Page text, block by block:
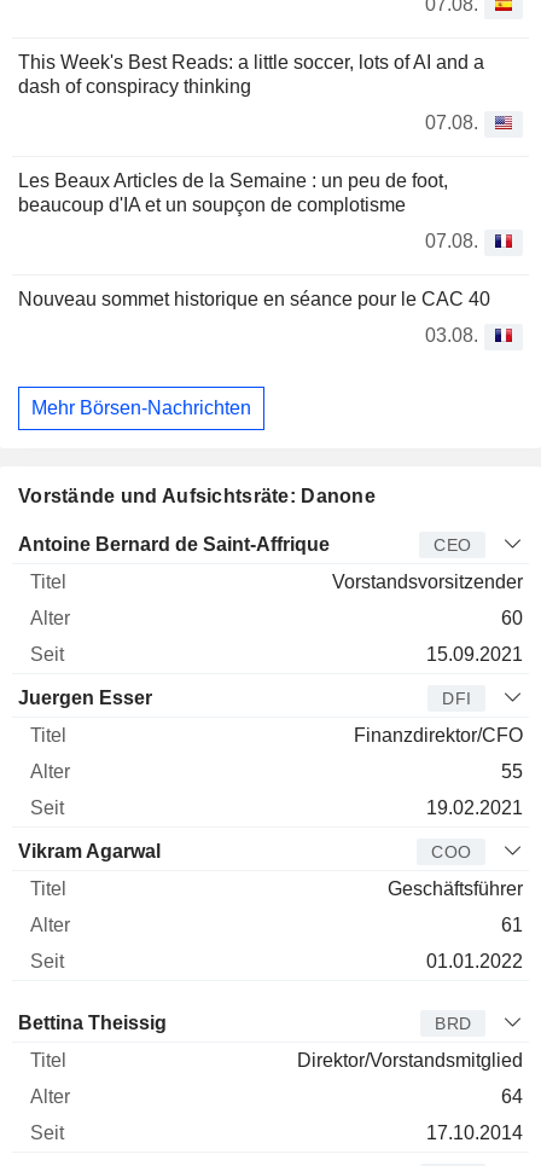
07.08.
This Week's Best Reads: a little soccer, lots of AI and a
dash of conspiracy thinking
07.08.
Les Beaux Articles de la Semaine : un peu de foot,
beaucoup d'IA et un soupçon de complotisme
07.08.
Nouveau sommet historique en séance pour le CAC 40
03.08.
Mehr Börsen-Nachrichten
Vorstände und Aufsichtsräte: Danone
Manager Titel Alter Seit
Antoine Bernard de Saint-Affrique CEO
Vorstandsvorsitzender
60
15.09.2021
Juergen Esser DFI
Finanzdirektor/CFO
55
19.02.2021
Vikram Agarwal COO
Geschäftsführer
61
01.01.2022
Verwaltungsratsmitglied
Bettina Theissig BRD
Direktor/Vorstandsmitglied
64
17.10.2014